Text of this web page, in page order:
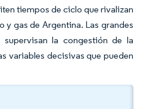
tiempos de ciclo que rivalizan
gas de Argentina. Las grandes
la congestión de la
variables decisivas que pueden